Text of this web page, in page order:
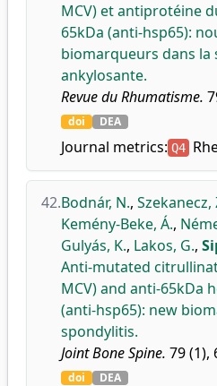
MCV) et antiprotéine
65kDa (anti-hsp65):
biomarqueurs dans
ankylosante.
Revue du Rhumatisme.
doi DEA
Journal metrics: Q4
42.Bodnár, N., Szekanecz,
Kemény-Beke, Á.,
Gulyás, K., Lakos, G.,
Anti-mutated
MCV) and anti-65kDa
(anti-hsp65): new
spondylitis.
Joint Bone Spine. 79 (1),
doi DEA